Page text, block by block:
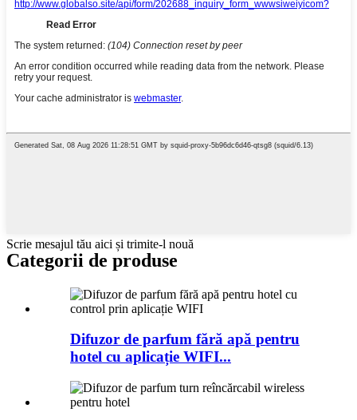
Scrie mesajul tău aici și trimite-l nouă
Categorii de produse
Difuzor de parfum fără apă pentru
hotel cu aplicație WIFI...